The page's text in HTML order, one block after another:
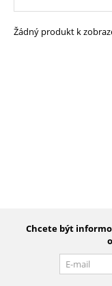
Žádný produkt k
Chcete být